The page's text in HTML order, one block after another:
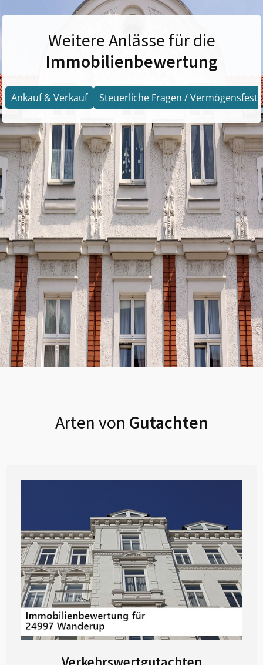
Weitere Anlässe für die
Immobilienbewertung
Ankauf & Verkauf Steuerliche Fragen /
Arten von Gutachten